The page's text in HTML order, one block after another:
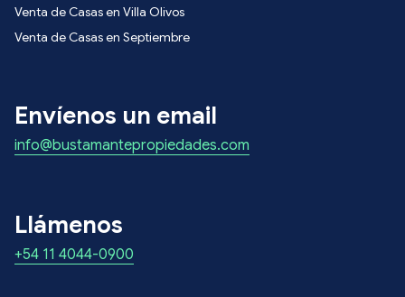
Venta de Casas en Villa Olivos
Venta de Casas en Septiembre
Envíenos un email
info@bustamantepropiedades.com
Llámenos
+54 11 4044-0900